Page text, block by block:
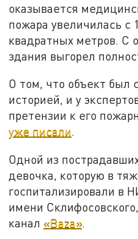
оказывается
пожара увеличилась с
квадратных метров. С
здания выгорел
О том, что объект был
историей, и у
претензии к его
уже писали.
Одной из
девочка, которую в
госпитализировали в
имени
канал «Baza».